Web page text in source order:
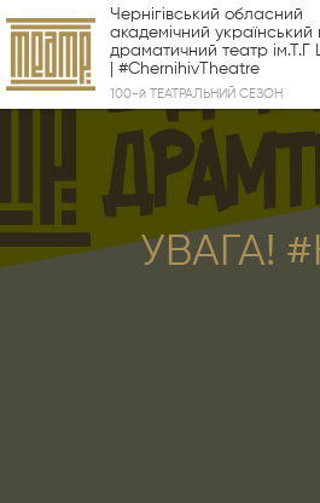
Чернігівський обласний
академічний український
драматичний театр ім.Т.Г
| #ChernihivTheatre
100-й ТЕАТРАЛЬНИЙ СЕЗОН
УВАГА!